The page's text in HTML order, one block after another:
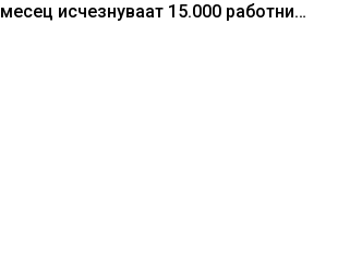
месец исчезнуваат 15.000 работни